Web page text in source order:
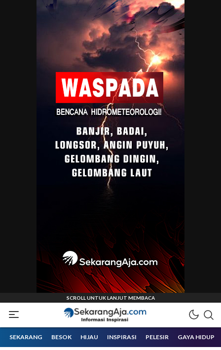
Sekarangaja
Informasi Inspirasi Malang Raya
SEKARANG BESOK HIJAU INSPIRASI PELESIR GAYA HIDUP